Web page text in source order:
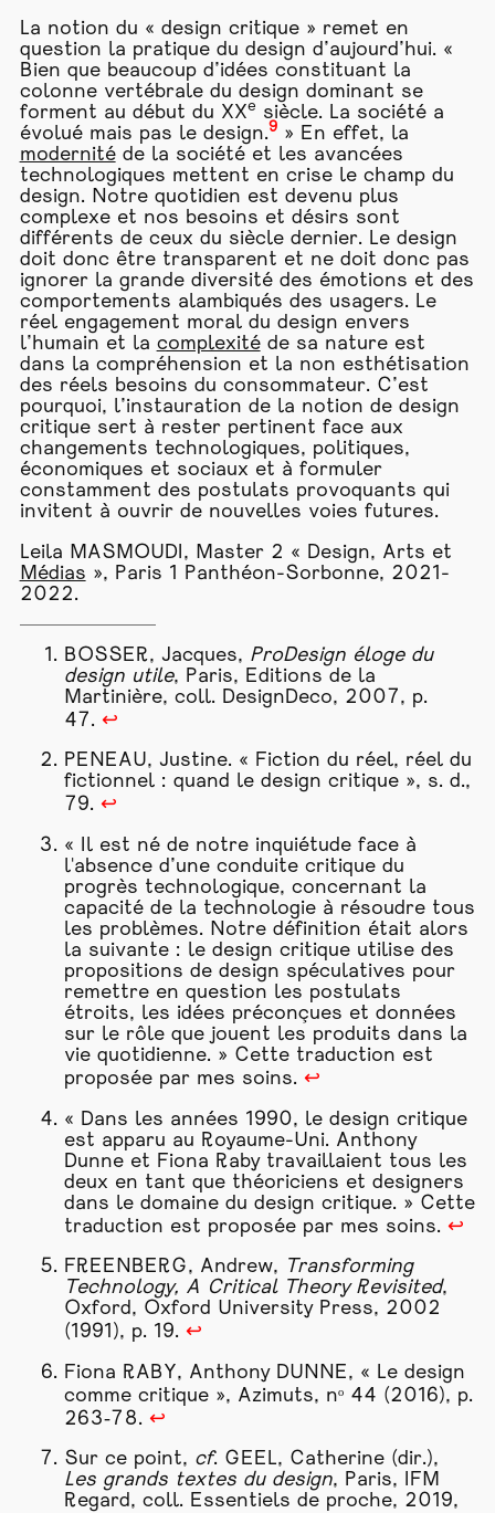
La notion du « design critique » remet en
question la pratique du design d’aujourd’hui. «
Bien que beaucoup d’idées constituant la
colonne vertébrale du design dominant se
forment au début du XXe
siècle. La société a
évolué mais pas le design.9» En effet, la
modernitéde la société et les avancées
technologiques mettent en crise le champ du
design. Notre quotidien est devenu plus
complexe et nos besoins et désirs sont
différents de ceux du siècle dernier. Le design
doit donc être transparent et ne doit donc pas
ignorer la grande diversité des émotions et des
comportements alambiqués des usagers. Le
réel engagement moral du design envers
l’humain et la complexitéde sa nature est
dans la compréhension et la non esthétisation
des réels besoins du consommateur. C’est
pourquoi, l’instauration de la notion de design
critique sert à rester pertinent face aux
changements technologiques, politiques,
économiques et sociaux et à formuler
constamment des postulats provoquants qui
invitent à ouvrir de nouvelles voies futures.
Leila MASMOUDI, Master 2 « Design, Arts et
Médias », Paris 1 Panthéon-Sorbonne, 2021-
2022.
BOSSER, Jacques, ProDesignéloge du
design utile, Paris, Editions de la
Martinière, coll. DesignDeco, 2007, p.
47. ↩
PENEAU, Justine. « Fiction du réel, réel du
fictionnel : quand le design critique », s. d.,
79. ↩
« Il est né de notre inquiétude face à
l'absence d’une conduite critique du
progrès technologique, concernant la
capacité de la technologie à résoudre tous
les problèmes. Notre définition était alors
la suivante : le design critique utilise des
propositions de design spéculatives pour
remettre en question les postulats
étroits, les idées préconçues et données
sur le rôle que jouent les produits dans la
vie quotidienne. » Cette traduction est
proposée par mes soins. ↩
« Dans les années 1990, le design critique
est apparu au Royaume-Uni. Anthony
Dunne et Fiona Raby travaillaient tous les
deux en tant que théoriciens et designers
dans le domaine du design critique. » Cette
traduction est proposée par mes soins. ↩
FREENBERG, Andrew,
Transforming
Technology, A Critical Theory Revisited,
Oxford, Oxford University Press, 2002
(1991), p. 19. ↩
Fiona RABY, Anthony DUNNE, « Le design
comme critique », Azimuts, nᵒ 44 (2016), p.
263‑78. ↩
Sur ce point, cf. GEEL, Catherine (dir.),
Les grands textes du design, Paris, IFM
Regard, coll. Essentiels de proche, 2019,